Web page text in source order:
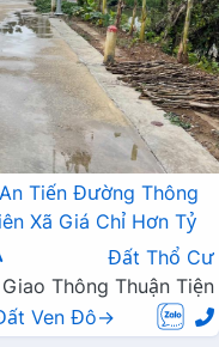
Tiến Đường Thông
Xã Giá Chỉ Hơn Tỷ
Đất Thổ Cư
Thông Thuận Tiện
Ven Đô→